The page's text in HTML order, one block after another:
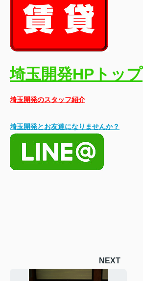
埼玉開発HPトップ
埼玉開発のスタッフ紹介
埼玉開発とお友達になりませんか？
NEXT